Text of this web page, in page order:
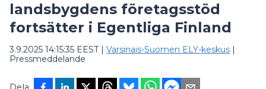
landsbygdens företagsstöd
fortsätter i Egentliga Finland
3.9.2025 14:15:35 EEST| Varsinais-Suomen ELY-keskus |
Pressmeddelande